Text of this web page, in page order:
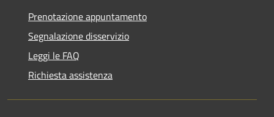
Prenotazione appuntamento
Segnalazione disservizio
Leggi le FAQ
Richiesta assistenza